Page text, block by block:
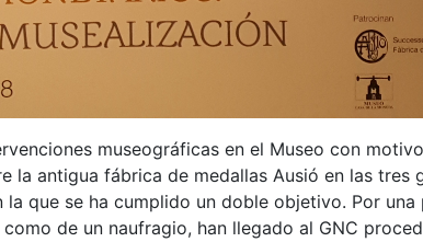
museográficas en el Museo con
la antigua fábrica de medallas Ausió en las tres
que se ha cumplido un doble objetivo. Por
de un naufragio, han llegado al GNC